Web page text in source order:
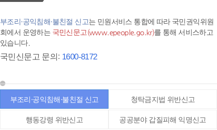
부조리·공익침해·불친절 신고는 민원서비스 통합에 따라 국민권익위원
회에서 운영하는 국민신문고(www.epeople.go.kr)를 통해 서비스하고
있습니다.
국민신문고 문의: 1600-8172
부조리·공익침해·불친절 신고 청탁금지법 위반신고
행동강령 위반신고 공공분야 갑질피해 익명신고